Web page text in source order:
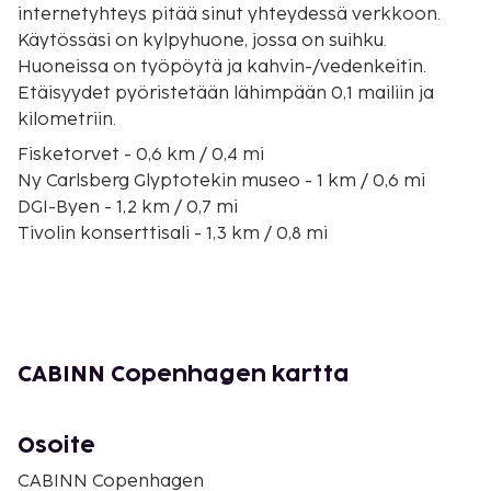
internetyhteys pitää sinut yhteydessä verkkoon.
Käytössäsi on kylpyhuone, jossa on suihku.
Huoneissa on työpöytä ja kahvin-/vedenkeitin.
Etäisyydet pyöristetään lähimpään 0,1 mailiin ja
kilometriin.
Fisketorvet - 0,6 km / 0,4 mi
Ny Carlsberg Glyptotekin museo - 1 km / 0,6 mi
DGI-Byen - 1,2 km / 0,7 mi
Tivolin konserttisali - 1,3 km / 0,8 mi
Christiansborgin linna - 1,5 km / 0,9 mi
Wallmansin sirkusrakennus - 1,5 km / 1 mi
Kaupungin museo (Københavns Bymuseum) - 1,6 km
CABINN Copenhagen kartta
Osoite
CABINN Copenhagen